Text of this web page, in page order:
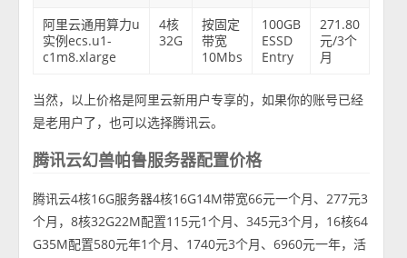
阿里云通用算力u
实例ecs.u1-
c1m8.xlarge
4核
32G
按固定
带宽
10Mbs
100GB
ESSD
Entry
271.80
元/3个
月
当然，以上价格是阿里云新用户专享的，如果你的账号已经
是老用户了，也可以选择腾讯云。
腾讯云幻兽帕鲁服务器配置价格
腾讯云4核16G服务器4核16G14M带宽66元一个月、277元3
个月，8核32G22M配置115元1个月、345元3个月，16核64
G35M配置580元年1个月、1740元3个月、6960元一年，活